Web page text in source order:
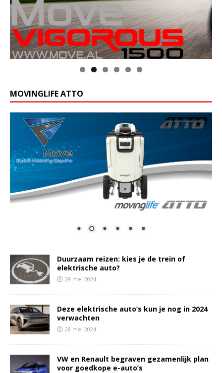
MOVINGLIFE ATTO
Duurzaam reizen: kies je de trein of
elektrische auto?
28 mei 2024
Deze elektrische auto’s kun je nog in 2024
verwachten
28 mei 2024
VW en Renault begraven gezamenlijk plan
voor goedkope e-auto’s